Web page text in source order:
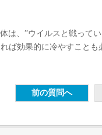
は、”ウイルスと戦って
ば効果的に冷やすこと